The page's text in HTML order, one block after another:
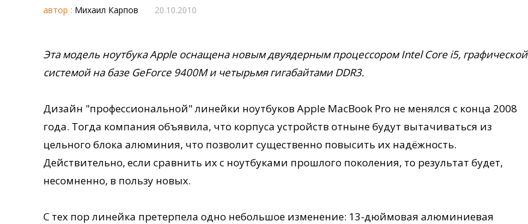
автор : Михаил Карпов 20.10.2010
Эта модель ноутбука Apple оснащена новым двуядерным процессором Intel Core i5, графической
системой на базе GeForce 9400M и четырьмя гигабайтами DDR3.
Дизайн "профессиональной" линейки ноутбуков Apple MacBook Pro не менялся с конца 2008
года. Тогда компания объявила, что корпуса устройств отныне будут вытачиваться из
цельного блока алюминия, что позволит существенно повысить их надёжность.
Действительно, если сравнить их с ноутбуками прошлого поколения, то результат будет,
несомненно, в пользу новых.
С тех пор линейка претерпела одно небольшое изменение: 13-дюймовая алюминиевая